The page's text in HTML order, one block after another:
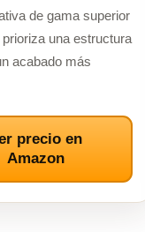
de gama superior
prioriza una estructura
acabado más
precio en
Amazon